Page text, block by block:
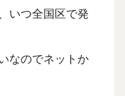
いつ全国区で発
なのでネットか